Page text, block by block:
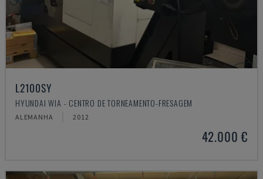
L2100SY
HYUNDAI WIA - CENTRO DE TORNEAMENTO-FRESAGEM
ALEMANHA 2012
42.000 €